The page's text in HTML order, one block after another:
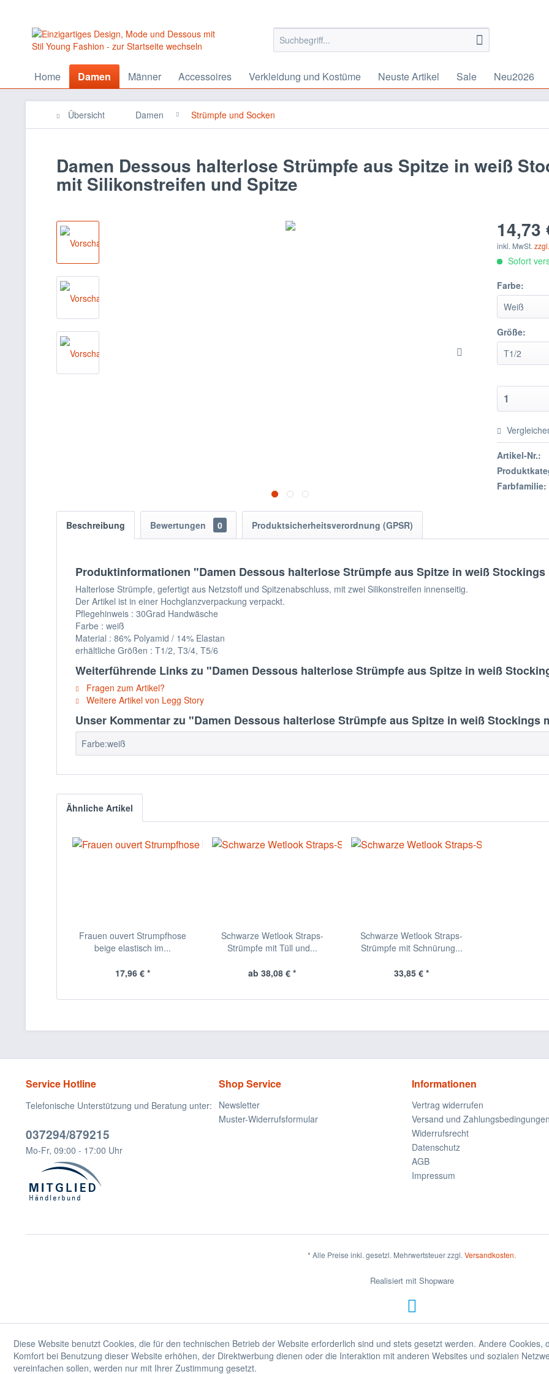
Home Damen Männer Accessoires Verkleidung und Kostüme Neuste Artikel Sale Neu2026
Übersicht Damen Strümpfe und Socken
Damen Dessous halterlose Strümpfe aus Spitze in weiß
mit Silikonstreifen und Spitze
14,73
inkl. MwSt.
Sofort
Farbe:
Größe:
Artikel-Nr.:
Farbfamilie:
Beschreibung Bewertungen 0 Produktsicherheitsverordnung (GPSR)
Produktinformationen "Damen Dessous halterlose Strümpfe aus Spitze in weiß
Halterlose Strümpfe, gefertigt aus Netzstoff und Spitzenabschluss, mit zwei Silikonstreifen innenseitig.
Der Artikel ist in einer Hochglanzverpackung verpackt.
Pflegehinweis : 30Grad Handwäsche
Farbe : weiß
Material : 86% Polyamid / 14% Elastan
erhältliche Größen : T1/2, T3/4, T5/6
Weiterführende Links zu "Damen Dessous halterlose Strümpfe aus Spitze in weiß
Fragen zum Artikel?
Weitere Artikel von Legg Story
Unser Kommentar zu "Damen Dessous halterlose Strümpfe aus Spitze in weiß
Farbe:weiß
Ähnliche Artikel
Frauen ouvert Strumpfhose
beige elastisch im...
17,96 € *
Schwarze Wetlook Straps-
Strümpfe mit Tüll und...
ab 38,08 € *
Schwarze Wetlook Straps-
Strümpfe mit Schnürung...
33,85 € *
Service Hotline
Telefonische Unterstützung und Beratung unter:
037294/879215
Mo-Fr, 09:00 - 17:00 Uhr
Shop Service
Newsletter
Muster-Widerrufsformular
Informationen
Vertrag widerrufen
Versand und Zahlungsbedingungen
Widerrufsrecht
Datenschutz
AGB
Impressum
* Alle Preise inkl. gesetzl. Mehrwertsteuer zzgl. Versandkosten.
Realisiert mit Shopware
Diese Website benutzt Cookies, die für den technischen Betrieb der Website erforderlich sind und stets gesetzt werden. Andere Cookies,
Komfort bei Benutzung dieser Website erhöhen, der Direktwerbung dienen oder die Interaktion mit anderen Websites und sozialen
vereinfachen sollen, werden nur mit Ihrer Zustimmung gesetzt.